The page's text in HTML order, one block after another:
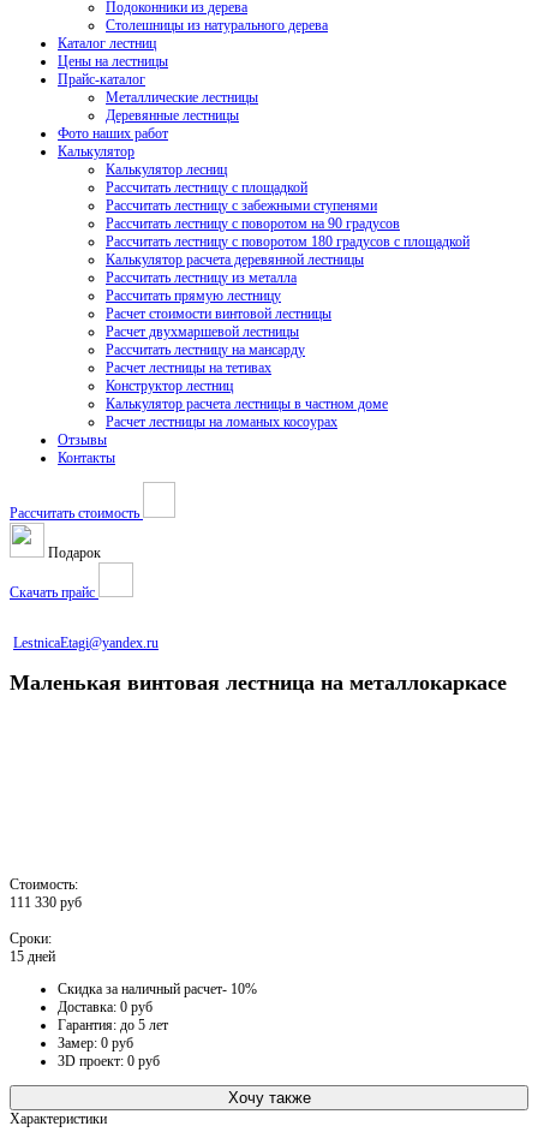
Подоконники из дерева
Столешницы из натурального дерева
Каталог лестниц
Цены на лестницы
Прайс-каталог
Металлические лестницы
Деревянные лестницы
Фото наших работ
Калькулятор
Калькулятор лесниц
Рассчитать лестницу с площадкой
Рассчитать лестницу с забежными ступенями
Рассчитать лестницу с поворотом на 90 градусов
Рассчитать лестницу с поворотом 180 градусов с площадкой
Калькулятор расчета деревянной лестницы
Рассчитать лестницу из металла
Рассчитать прямую лестницу
Расчет стоимости винтовой лестницы
Расчет двухмаршевой лестницы
Рассчитать лестницу на мансарду
Расчет лестницы на тетивах
Конструктор лестниц
Калькулятор расчета лестницы в частном доме
Расчет лестницы на ломаных косоурах
Отзывы
Контакты
Рассчитать стоимость
Подарок
Скачать прайс
LestnicaEtagi@yandex.ru
Маленькая винтовая лестница на металлокаркасе
Стоимость:
111 330 руб
Сроки:
15 дней
Скидка за наличный расчет- 10%
Доставка: 0 руб
Гарантия: до 5 лет
Замер: 0 руб
3D проект: 0 руб
Хочу также
Характеристики